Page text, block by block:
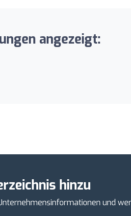
angezeigt:
hinzu
und